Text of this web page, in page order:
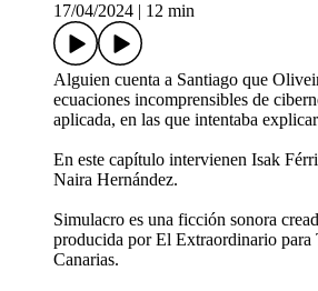
17/04/2024
12 min
Alguien cuenta a Santiago que
ecuaciones incomprensibles de
aplicada, en las que intentaba
En este capítulo intervienen Isak
Naira Hernández.
Simulacro es una ficción sonora
producida por El Extraordinario para
Canarias.